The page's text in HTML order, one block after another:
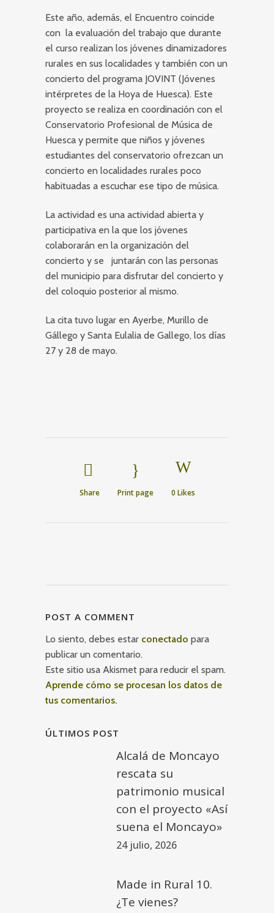
Este año, además, el Encuentro coincide
con la evaluación del trabajo que durante
el curso realizan los jóvenes dinamizadores
rurales en sus localidades y también con un
concierto del programa JOVINT (Jóvenes
intérpretes de la Hoya de Huesca). Este
proyecto se realiza en coordinación con el
Conservatorio Profesional de Música de
Huesca y permite que niños y jóvenes
estudiantes del conservatorio ofrezcan un
concierto en localidades rurales poco
habituadas a escuchar ese tipo de música.
La actividad es una actividad abierta y
participativa en la que los jóvenes
colaborarán en la organización del
concierto y se juntarán con las personas
del municipio para disfrutar del concierto y
del coloquio posterior al mismo.
La cita tuvo lugar en Ayerbe, Murillo de
Gállego y Santa Eulalia de Gallego, los días
27 y 28 de mayo.
Share Print page 0 Likes
POST A COMMENT
Lo siento, debes estar conectado para
publicar un comentario.
Este sitio usa Akismet para reducir el spam.
Aprende cómo se procesan los datos de
tus comentarios.
ÚLTIMOS POST
Alcalá de Moncayo
rescata su
patrimonio musical
con el proyecto «Así
suena el Moncayo»
24 julio, 2026
Made in Rural 10.
¿Te vienes?